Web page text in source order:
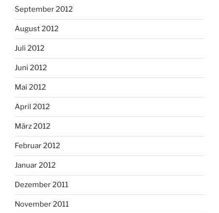
September 2012
August 2012
Juli 2012
Juni 2012
Mai 2012
April 2012
März 2012
Februar 2012
Januar 2012
Dezember 2011
November 2011